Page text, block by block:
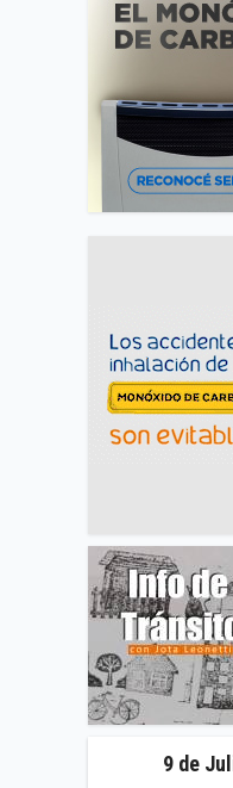
9 de